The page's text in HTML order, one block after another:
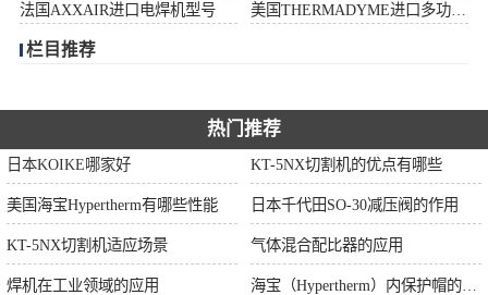
法国AXXAIR进口电焊机型号
栏目推荐
热门推荐
日本KOIKE哪家好 KT-5NX切割机的优点有哪些
美国海宝Hypertherm有哪些性能 日本千代田SO-30减压阀的作用
KT-5NX切割机适应场景 气体混合配比器的应用
焊机在工业领域的应用
面罩